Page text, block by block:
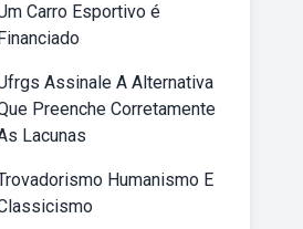
Carro Esportivo é
Assinale A Alternativa
Preenche Corretamente
Lacunas
Humanismo E